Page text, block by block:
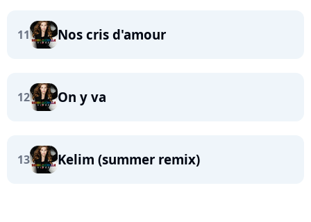
11 Nos cris d'amour
12 On y va
13 Kelim (summer remix)